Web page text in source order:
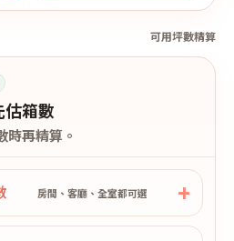
可用坪數精算
箱數
時再精算。
房間、客廳、全室都可選